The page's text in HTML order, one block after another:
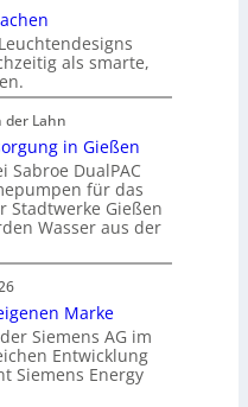
als smarte,
der Lahn
in Gießen
Sabroe DualPAC
für das
Stadtwerke Gießen
Wasser aus der
Marke
Siemens AG im
Entwicklung
Siemens Energy